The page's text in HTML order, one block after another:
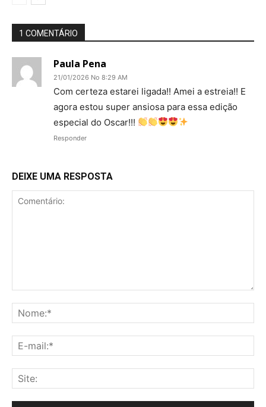
1 COMENTÁRIO
Paula Pena
21/01/2026 No 8:29 AM
Com certeza estarei ligada!! Amei a estreia!! E
agora estou super ansiosa para essa edição
especial do Oscar!!!
Responder
DEIXE UMA RESPOSTA